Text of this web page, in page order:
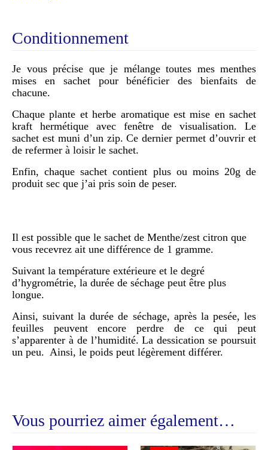
Conditionnement
Je vous précise que je mélange toutes mes menthes
mises en sachet pour bénéficier des bienfaits de
chacune.
Chaque plante et herbe aromatique est mise en sachet
kraft hermétique avec fenêtre de visualisation. Le
sachet est muni d’un zip. Ce dernier permet d’ouvrir et
de refermer à loisir le sachet.
Enfin, chaque sachet contient plus ou moins 20g de
produit sec que j’ai pris soin de peser.
Il est possible que le sachet de Menthe/zest citron que
vous recevrez ait une différence de 1 gramme.
Suivant la température extérieure et le degré
d’hygrométrie, la durée de séchage peut être plus
longue.
Ainsi, suivant la durée de séchage, après la pesée, les
feuilles peuvent encore perdre de ce qui peut
s’apparenter à de l’humidité. La dessication se poursuit
un peu. Ainsi, le poids peut légèrement différer.
Vous pourriez aimer également…